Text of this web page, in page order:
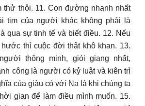
thử thôi. 11. Con đường nhanh nhất
tim của người khác không phải là
qua sự tinh tế và biết điều. 12. Nếu
thì cuộc đời thật khô khan. 13.
thông minh, giỏi giang nhất,
công là người có kỷ luật và kiên trì
của giàu có với Na là khi chúng ta
gian để làm điều mình muốn. 15.